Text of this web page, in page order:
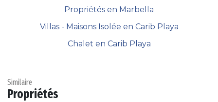
Propriétés en Marbella
Villas - Maisons Isolée en Carib Playa
Chalet en Carib Playa
Similaire
Propriétés